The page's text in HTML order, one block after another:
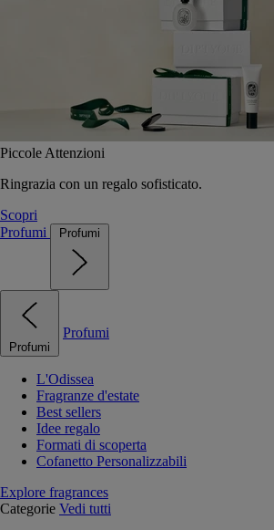
Piccole Attenzioni
Ringrazia con un regalo sofisticato.
Scopri
Profumi
Profumi
Profumi
Profumi
L'Odissea
Fragranze d'estate
Best sellers
Idee regalo
Formati di scoperta
Cofanetto Personalizzabili
Explore fragrances
Categorie Vedi tutti